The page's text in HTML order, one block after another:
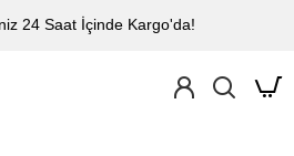
24 Saat İçinde Kargo'da!